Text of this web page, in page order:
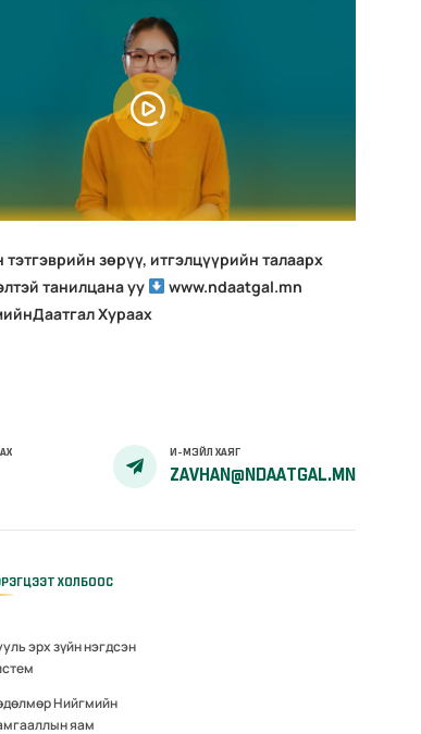
тэтгэврийн зөрүү, итгэлцүүрийн талаарх
танилцана уу
www.ndaatgal.mn
Хураах
И-МЭЙЛ ХАЯГ
ZAVHAN@NDAATGAL.MN
ХОЛБООС
эрх зүйн нэгдсэн
Нийгмийн
яам